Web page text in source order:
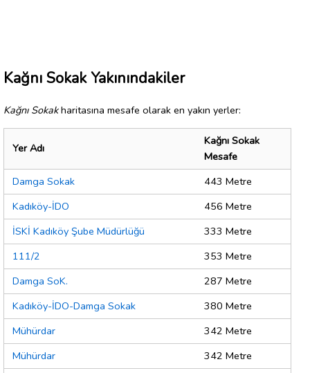
Kağnı Sokak Yakınındakiler
Kağnı Sokakharitasına mesafe olarak en yakın yerler:
Yer Adı
Kağnı Sokak
Mesafe
Damga Sokak
443 Metre
Kadıköy-İDO
456 Metre
İSKİ Kadıköy Şube Müdürlüğü
333 Metre
111/2
353 Metre
Damga SoK.
287 Metre
Kadıköy-İDO-Damga Sokak
380 Metre
Mühürdar
342 Metre
Mühürdar
342 Metre